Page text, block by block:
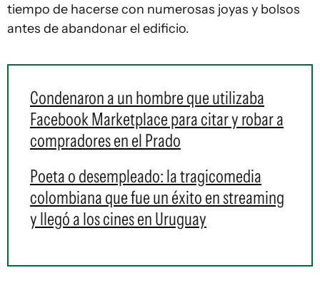
tiempo de hacerse con numerosas joyas y bolsos
antes de abandonar el edificio.
Condenaron a un hombre que utilizaba
Facebook Marketplace para citar y robar a
compradores en el Prado
Poeta o desempleado: la tragicomedia
colombiana que fue un éxito en streaming
y llegó a los cines en Uruguay